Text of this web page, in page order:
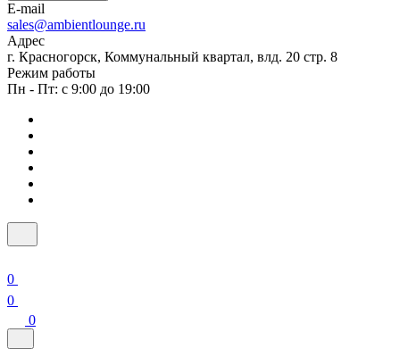
E-mail
sales@ambientlounge.ru
Адрес
г. Красногорск, Коммунальный квартал, влд. 20 стр. 8
Режим работы
Пн - Пт: с 9:00 до 19:00
0
0
0